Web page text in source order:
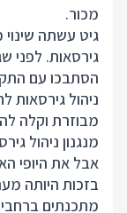
מכור.
גיט עשתה
גירסאות. לפני
ניהול גירסאות
מבוזרת וקלה
מנגנון ניהול
אבל את היופי
בזכות היותה
מתכנתים